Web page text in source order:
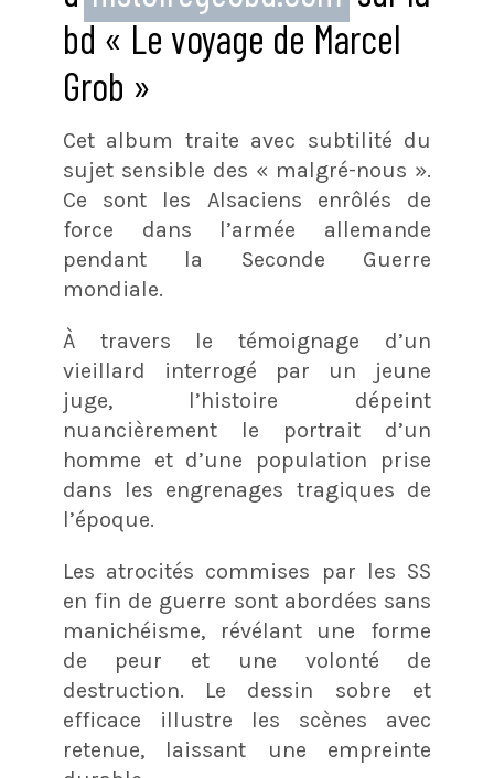
bd « Le voyage de Marcel
Grob »
Cet album traite avec subtilité du
sujet sensible des « malgré-nous ».
Ce sont les Alsaciens enrôlés de
force dans l’armée allemande
pendant la Seconde Guerre
mondiale.
À travers le témoignage d’un
vieillard interrogé par un jeune
juge, l’histoire dépeint
nuancièrement le portrait d’un
homme et d’une population prise
dans les engrenages tragiques de
l’époque.
Les atrocités commises par les SS
en fin de guerre sont abordées sans
manichéisme, révélant une forme
de peur et une volonté de
destruction. Le dessin sobre et
efficace illustre les scènes avec
retenue, laissant une empreinte